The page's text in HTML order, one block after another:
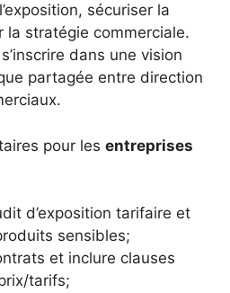
sécuriser la
la stratégie commerciale.
dans une vision
partagée entre direction
pour les entreprises
d’exposition tarifaire et
sensibles;
et inclure clauses
tarifs;